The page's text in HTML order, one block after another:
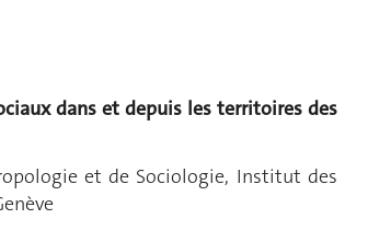
dans et depuis les territoires des
et de Sociologie, Institut des